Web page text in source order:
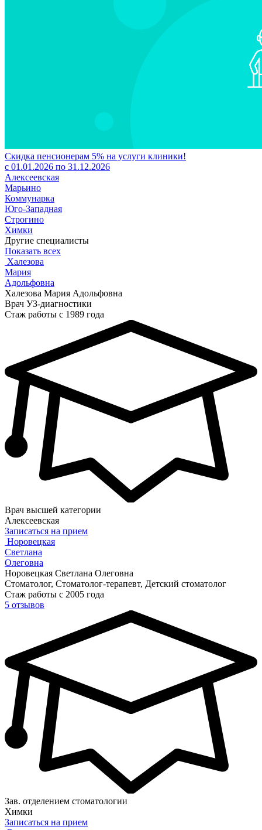
Скидка пенсионерам 5% на услуги клиники!
с 01.01.2026 по 31.12.2026
Алексеевская
Марьино
Коммунарка
Юго-Западная
Строгино
Химки
Другие специалисты
Показать всех
Халезова
Мария
Адольфовна
Халезова Мария Адольфовна
Врач УЗ-диагностики
Стаж работы с 1989 года
Врач высшей категории
Алексеевская
Записаться на прием
Норовецкая
Светлана
Олеговна
Норовецкая Светлана Олеговна
Стоматолог, Стоматолог-терапевт, Детский стоматолог
Стаж работы с 2005 года
5 отзывов
Зав. отделением стоматологии
Химки
Записаться на прием